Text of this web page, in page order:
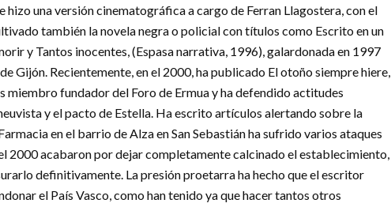
hizo una versión cinematográfica a cargo de Ferran Llagostera, con el
también la novela negra o policial con títulos como Escrito en un
y Tantos inocentes, (Espasa narrativa, 1996), galardonada en 1997
Gijón. Recientemente, en el 2000, ha publicado El otoño siempre hiere,
miembro fundador del Foro de Ermua y ha defendido actitudes
y el pacto de Estella. Ha escrito artículos alertando sobre la
en el barrio de Alza en San Sebastián ha sufrido varios ataques
2000 acabaron por dejar completamente calcinado el establecimiento,
definitivamente. La presión proetarra ha hecho que el escritor
el País Vasco, como han tenido ya que hacer tantos otros